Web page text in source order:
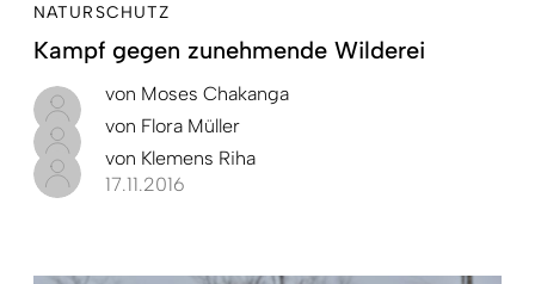
NATURSCHUTZ
Kampf gegen zunehmende Wilderei
von Moses Chakanga
von Flora Müller
von Klemens Riha
17.11.2016